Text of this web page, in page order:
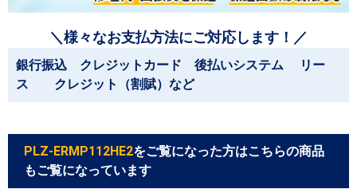
＼様々なお支払方法にご対応します！／
銀行振込 クレジットカード 後払いシステム リー
ス クレジット（割賦）など
PLZ-ERMP112HE2をご覧になった方はこちらの商品
もご覧になっています